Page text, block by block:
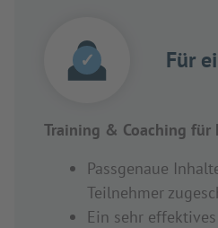
✓ Für
Training & Coaching für
Passgenaue
Teilnehmer
Ein sehr